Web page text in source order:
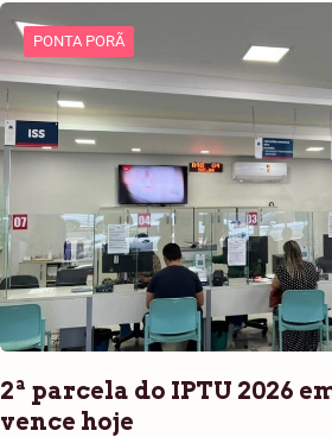
PONTA PORÃ
2ª parcela do IPTU 2026
vence hoje